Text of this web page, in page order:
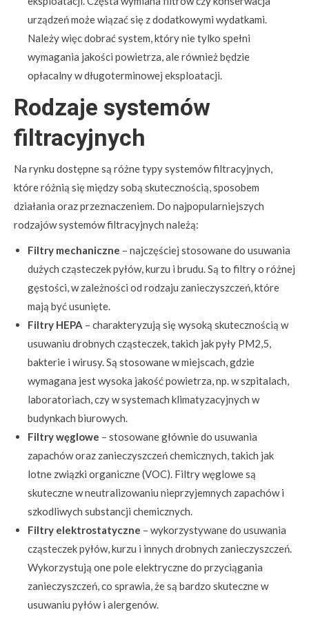
urządzeń może wiązać się z dodatkowymi wydatkami.
Należy więc dobrać system, który nie tylko spełni
wymagania jakości powietrza, ale również będzie
opłacalny w długoterminowej eksploatacji.
Rodzaje systemów
filtracyjnych
Na rynku dostępne są różne typy systemów filtracyjnych,
które różnią się między sobą skutecznością, sposobem
działania oraz przeznaczeniem. Do najpopularniejszych
rodzajów systemów filtracyjnych należą:
Filtry mechaniczne – najczęściej stosowane do usuwania
dużych cząsteczek pyłów, kurzu i brudu. Są to filtry o różnej
gęstości, w zależności od rodzaju zanieczyszczeń, które
mają być usunięte.
Filtry HEPA – charakteryzują się wysoką skutecznością w
usuwaniu drobnych cząsteczek, takich jak pyły PM2,5,
bakterie i wirusy. Są stosowane w miejscach, gdzie
wymagana jest wysoka jakość powietrza, np. w szpitalach,
laboratoriach, czy w systemach klimatyzacyjnych w
budynkach biurowych.
Filtry węglowe – stosowane głównie do usuwania
zapachów oraz zanieczyszczeń chemicznych, takich jak
lotne związki organiczne (VOC). Filtry węglowe są
skuteczne w neutralizowaniu nieprzyjemnych zapachów i
szkodliwych substancji chemicznych.
Filtry elektrostatyczne – wykorzystywane do usuwania
cząsteczek pyłów, kurzu i innych drobnych zanieczyszczeń.
Wykorzystują one pole elektryczne do przyciągania
zanieczyszczeń, co sprawia, że są bardzo skuteczne w
usuwaniu pyłów i alergenów.